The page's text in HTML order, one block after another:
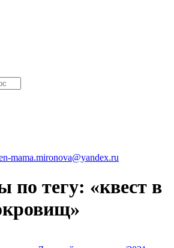
mama.mironova@yandex.ru
по тегу: «квест в